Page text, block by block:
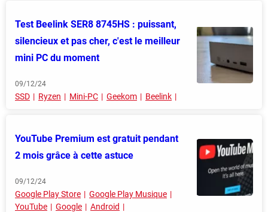
Test Beelink SER8 8745HS : puissant,
silencieux et pas cher, c'est le meilleur
mini PC du moment
09/12/24
SSD Ryzen Mini-PC Geekom Beelink
YouTube Premium est gratuit pendant
2 mois grâce à cette astuce
09/12/24
Google Play Store
Google Play Musique
YouTube
Google Android